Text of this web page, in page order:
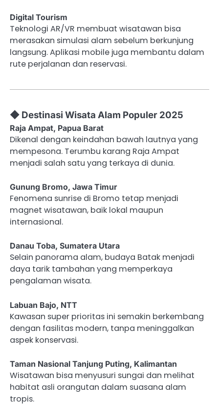
Digital Tourism
Teknologi AR/VR membuat wisatawan bisa
merasakan simulasi alam sebelum berkunjung
langsung. Aplikasi mobile juga membantu dalam
rute perjalanan dan reservasi.
◆ Destinasi Wisata Alam Populer 2025
Raja Ampat, Papua Barat
Dikenal dengan keindahan bawah lautnya yang
mempesona. Terumbu karang Raja Ampat
menjadi salah satu yang terkaya di dunia.
Gunung Bromo, Jawa Timur
Fenomena sunrise di Bromo tetap menjadi
magnet wisatawan, baik lokal maupun
internasional.
Danau Toba, Sumatera Utara
Selain panorama alam, budaya Batak menjadi
daya tarik tambahan yang memperkaya
pengalaman wisata.
Labuan Bajo, NTT
Kawasan super prioritas ini semakin berkembang
dengan fasilitas modern, tanpa meninggalkan
aspek konservasi.
Taman Nasional Tanjung Puting, Kalimantan
Wisatawan bisa menyusuri sungai dan melihat
habitat asli orangutan dalam suasana alam
tropis.